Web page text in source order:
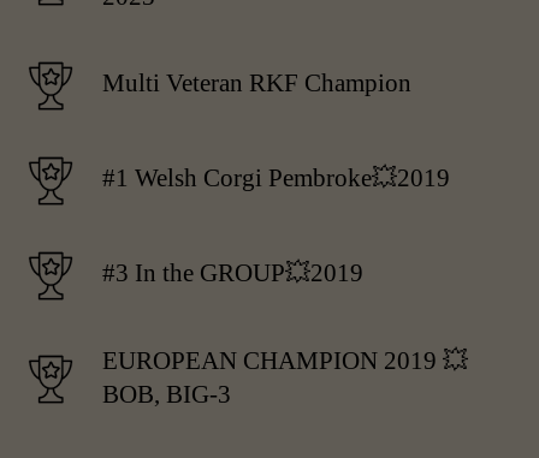
Multi Veteran RKF Champion
#1 Welsh Corgi Pembroke💥2019
#3 In the GROUP💥2019
EUROPEAN CHAMPION 2019 💥
BOB, BIG-3